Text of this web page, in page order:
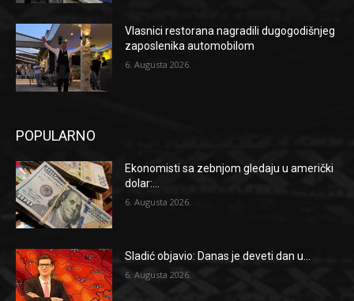
Vlasnici restorana nagradili dugogodišnjeg
zaposlenika automobilom
6. Augusta 2026.
POPULARNO
Ekonomisti sa zebnjom gledaju u američki
dolar:...
6. Augusta 2026.
Sladić objavio: Danas je deveti dan u...
6. Augusta 2026.